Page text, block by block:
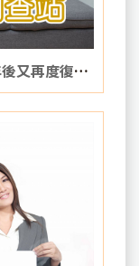
又再度復出